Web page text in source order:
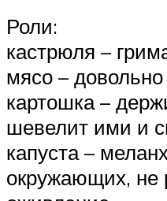
Роли:
кастрюля –
мясо –
картошка –
шевелит ими и
капуста –
окружающих, не